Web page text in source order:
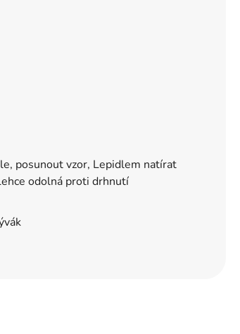
posunout vzor, Lepidlem natírat
odolná proti drhnutí